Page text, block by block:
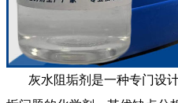
灰水阻垢剂 是一种专门设